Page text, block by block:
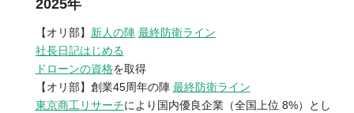
2025年
【オリ部】 新人の陣 最終防衛ライン
社長日記はじめる
ドローンの資格を取得
【オリ部】創業45周年の陣 最終防衛ライン
東京商工リサーチにより国内優良企業（全国上位 8%）とし